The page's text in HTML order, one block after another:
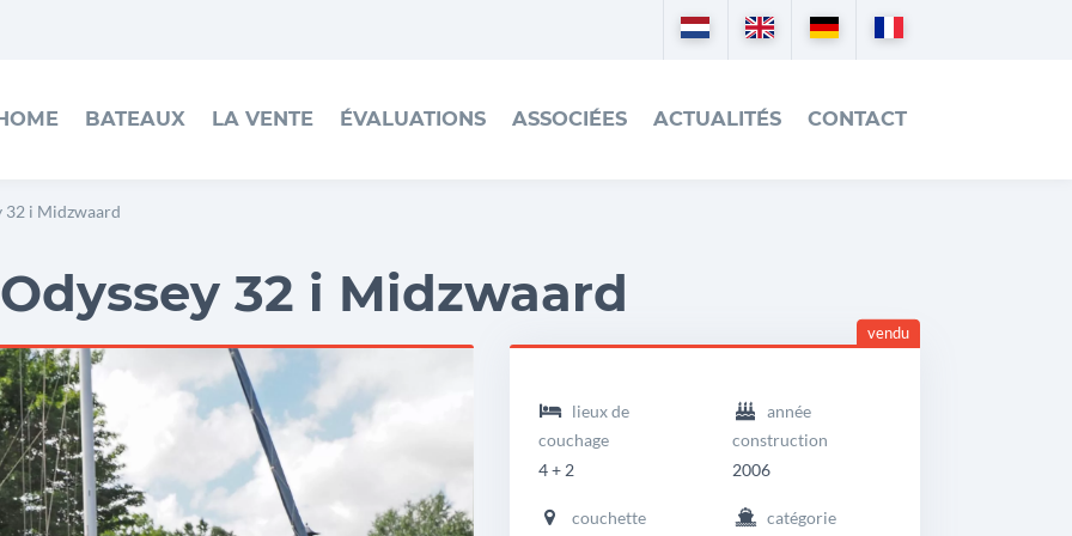
BATEAUX LA VENTE ÉVALUATIONS ASSOCIÉES ACTUALITÉS CONTACT
Nederlands
EnglishDeutsch
32 i Midzwaard
32 i Midzwaard
headingdetails
Jeanneau
Sun
Odyssey
32
vendu
lieux de
couchage
4 + 2
année
construction
2006
couchette
catégorie